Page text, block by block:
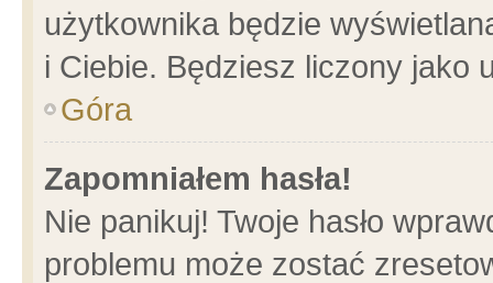
użytkownika będzie
i Ciebie. Będziesz liczony jako
Góra
Zapomniałem hasła!
Nie panikuj! Twoje hasło
problemu może zostać